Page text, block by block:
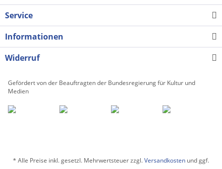
Service
Informationen
Widerruf
Gefördert von der Beauftragten der Bundesregierung für Kultur und
Medien
* Alle Preise inkl. gesetzl. Mehrwertsteuer zzgl.Versandkosten und ggf.